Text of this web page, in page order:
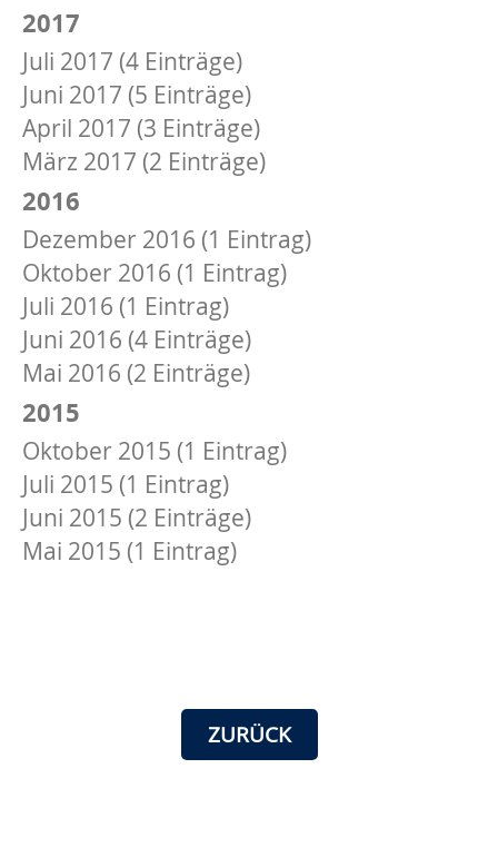
2017
Juli 2017 (4 Einträge)
Juni 2017 (5 Einträge)
April 2017 (3 Einträge)
März 2017 (2 Einträge)
2016
Dezember 2016 (1 Eintrag)
Oktober 2016 (1 Eintrag)
Juli 2016 (1 Eintrag)
Juni 2016 (4 Einträge)
Mai 2016 (2 Einträge)
2015
Oktober 2015 (1 Eintrag)
Juli 2015 (1 Eintrag)
Juni 2015 (2 Einträge)
Mai 2015 (1 Eintrag)
ZURÜCK